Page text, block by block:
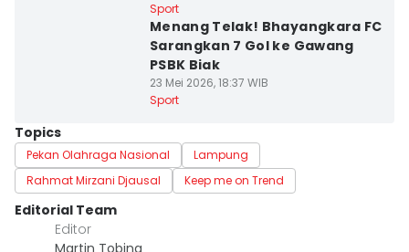
Sport
Menang Telak! Bhayangkara FC
Sarangkan 7 Gol ke Gawang
PSBK Biak
23 Mei 2026, 18:37 WIB
Sport
Topics
Pekan Olahraga Nasional
Lampung
Rahmat Mirzani Djausal
Keep me on Trend
Editorial Team
Editor
Martin Tobing